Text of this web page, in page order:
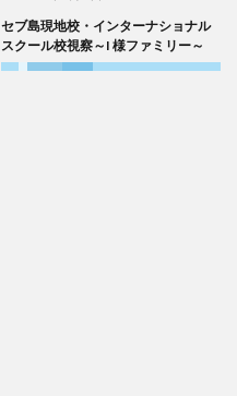
セブ島現地校・インターナショナル
スクール校視察～I 様ファミリー～